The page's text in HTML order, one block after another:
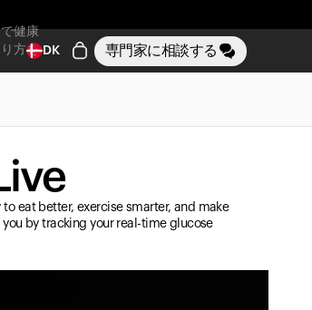
健康
方を DK 専門家に相談する
eat better, exercise smarter, and make
by tracking your real-time glucose